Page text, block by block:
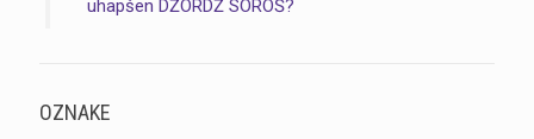
uhapšen DŽORDŽ SOROŠ?
OZNAKE